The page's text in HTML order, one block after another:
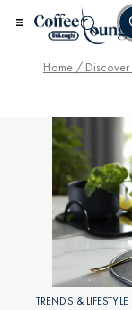
Home / Discover
TRENDS & LIFESTYLE